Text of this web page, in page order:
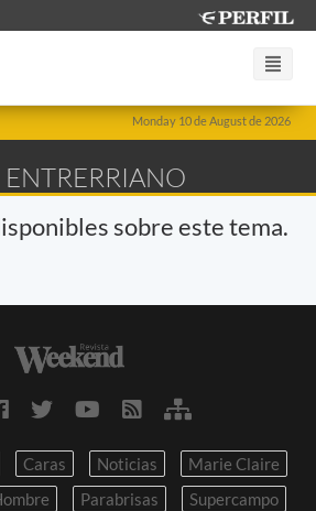
Monday 10 de August de 2026
sobre este tema.
Caras Noticias
Marie Claire
Parabrisas
Supercampo